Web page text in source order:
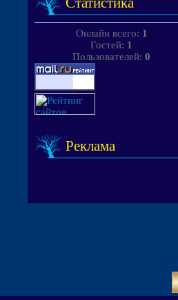
Онлайн всего: 1
Гостей: 1
Пользователей: 0
Реклама